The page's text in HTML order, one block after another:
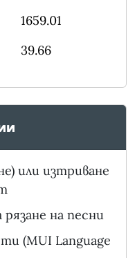
1659.01
39.66
или изтриване
на песни
(MUI Language